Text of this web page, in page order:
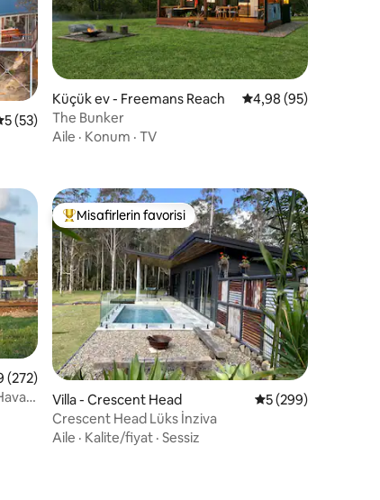
üzerinden ortalama 5 puan, 53 değerlendirme
5 (53)
Küçük ev - Freemans Reach 5 üzerinden ortalama
4,98 (95)
The Bunker
Aile · Konum · TV
arasında
ortalama 4,99 puan, 272 değerlendirme
(272)
Misafirlerin favorilerinden en beğenilenler arasında
Misafirlerin favorisi
Villa - Crescent Head 5 üzerinden
5 (299)
Crescent Head Lüks İnziva
Aile · Kalite/fiyat · Sessiz